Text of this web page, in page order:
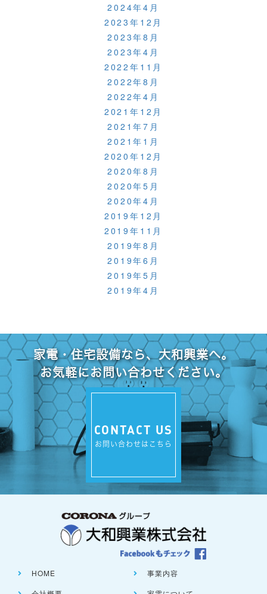
2024年4月
2023年12月
2023年8月
2023年4月
2022年11月
2022年8月
2022年4月
2021年12月
2021年7月
2021年1月
2020年12月
2020年8月
2020年5月
2020年4月
2019年12月
2019年11月
2019年8月
2019年6月
2019年5月
2019年4月
家電・住宅設備なら、大和興業へ。
お気軽にお問い合わせください。
CONTACT US
お問い合わせはこちら
HOME
事業内容